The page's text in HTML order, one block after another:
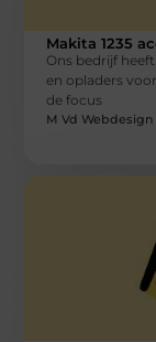
Makita 1235
Ons bedrijf
en opladers
de focus
M Vd Webdesign